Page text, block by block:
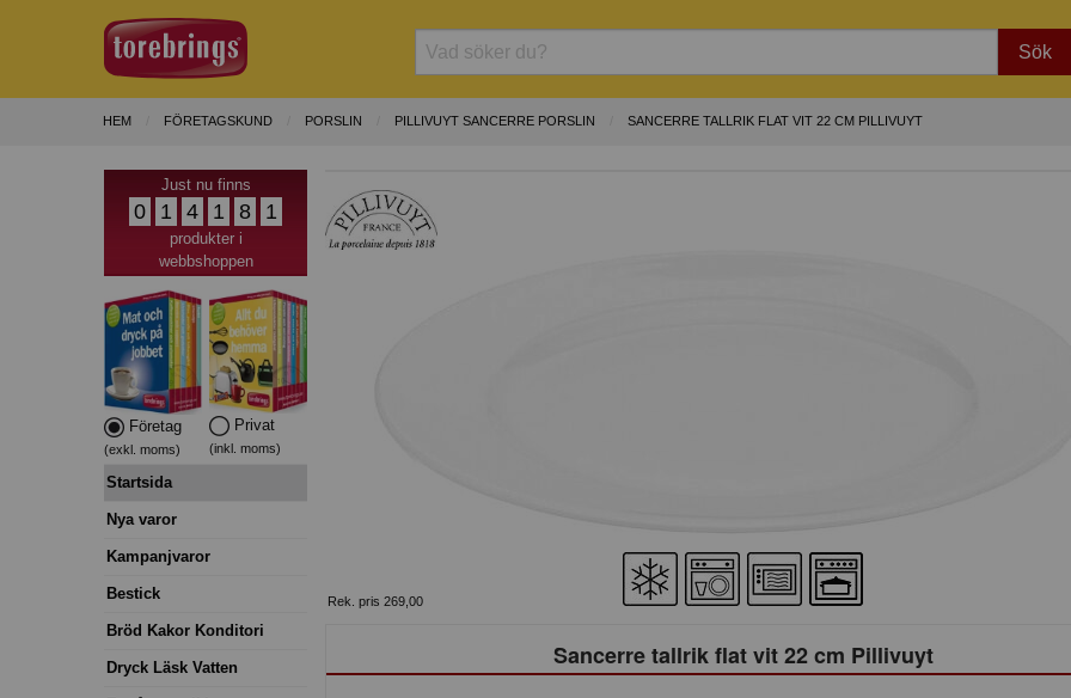
Sök
HEM FÖRETAGSKUND PORSLIN PILLIVUYT SANCERRE PORSLIN SANCERRE TALLRIK FLAT VIT 22 CM PILLIVUYT
Just nu finns
0 1 4 1 8 1
produkter i
webbshoppen
Företag
(exkl. moms)
Privat
(inkl. moms)
Startsida
Nya varor
Kampanjvaror
Bestick
Bröd Kakor Konditori
Dryck Läsk Vatten
Rek. pris 269,00
Sancerre tallrik flat vit 22 cm Pillivuyt